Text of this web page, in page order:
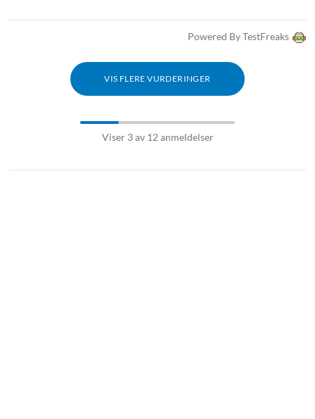
Powered By TestFreaks
VIS FLERE VURDERINGER
Viser 3 av 12 anmeldelser